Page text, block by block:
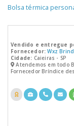
Bolsa térmica
Vendido e entregue
Fornecedor: Wxz
Cidade: Caieiras - SP
Atendemos em todo
Fornecedor Bríndice